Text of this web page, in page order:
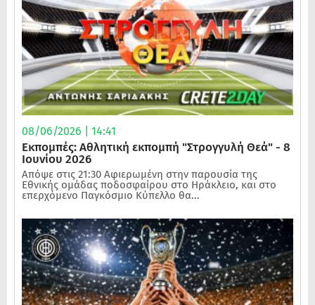
08/06/2026 | 14:41
Εκπομπές: Αθλητική εκπομπή "Στρογγυλή Θεά" - 8
Ιουνίου 2026
Απόψε στις 21:30 Αφιερωμένη στην παρουσία της
Εθνικής ομάδας ποδοσφαίρου στο Ηράκλειο, και στο
επερχόμενο Παγκόσμιο Κύπελλο θα...